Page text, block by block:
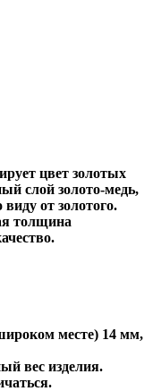
цвет золотых
слой золото-медь,
от золотого.
толщина
месте) 14 мм,
вес изделия.